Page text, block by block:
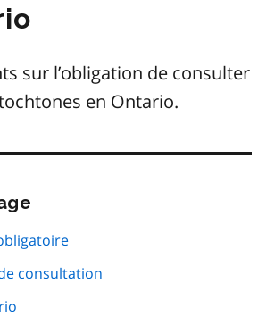
sur l’obligation de consulter
en Ontario.
navigation
page
consultation